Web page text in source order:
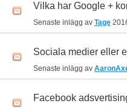
Vilka har Google +
Senaste inlägg av Tage
Sociala medier eller
Senaste inlägg av
Facebook